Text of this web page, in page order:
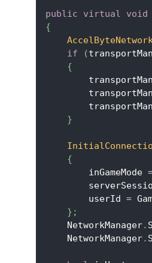
public virtual void
{
if
(
{
}
{
        inGameMode
        userId
=
} ;
    NetworkManager
.
    NetworkManager
.